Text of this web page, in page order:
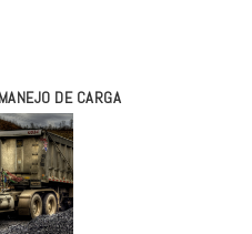
DE CARGA